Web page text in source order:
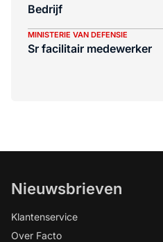
Bedrijf
MINISTERIE VAN DEFENSIE
Sr facilitair medewerker
Nieuwsbrieven
Klantenservice
Over Facto